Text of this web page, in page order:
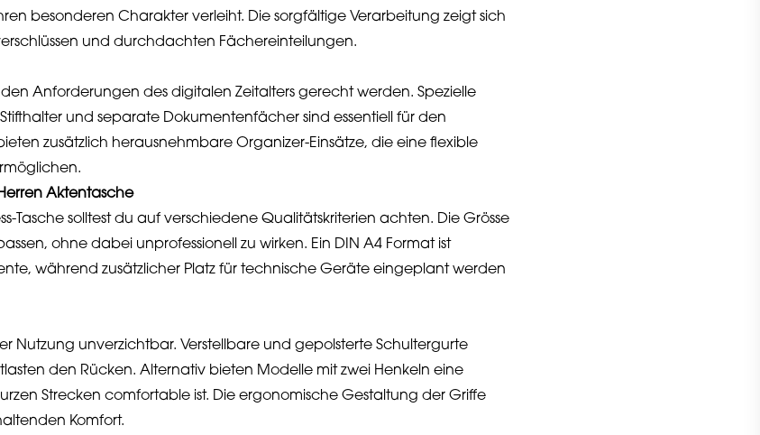
besonderen Charakter verleiht. Die sorgfältige Verarbeitung zeigt sich
und durchdachten Fächereinteilungen.
Anforderungen des digitalen Zeitalters gerecht werden. Spezielle
und separate Dokumentenfächer sind essentiell für den
zusätzlich herausnehmbare Organizer-Einsätze, die eine flexible
Aktentasche
Tasche solltest du auf verschiedene Qualitätskriterien achten. Die Grösse
ohne dabei unprofessionell zu wirken. Ein DIN A4 Format ist
während zusätzlicher Platz für technische Geräte eingeplant werden
Nutzung unverzichtbar. Verstellbare und gepolsterte Schultergurte
den Rücken. Alternativ bieten Modelle mit zwei Henkeln eine
Strecken comfortable ist. Die ergonomische Gestaltung der Griffe
Komfort.